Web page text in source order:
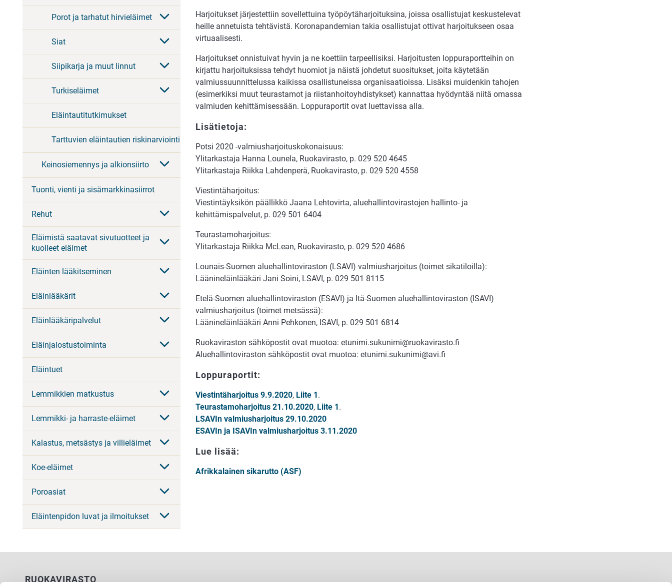
Porot ja tarhatut hirvieläimet
Siat
Siipikarja ja muut linnut
Turkiseläimet
Eläintautitutkimukset
Tarttuvien eläintautien riskinarviointi
Keinosiemennys ja alkionsiirto
Tuonti, vienti ja sisämarkkinasiirrot
Rehut
Eläimistä saatavat sivutuotteet ja
kuolleet eläimet
Eläinten lääkitseminen
Eläinlääkärit
Eläinlääkäripalvelut
Eläinjalostustoiminta
Eläintuet
Lemmikkien matkustus
Lemmikki- ja harraste-eläimet
Kalastus, metsästys ja villieläimet
Koe-eläimet
Poroasiat
Eläintenpidon luvat ja ilmoitukset
Harjoitukset järjestettiin sovellettuina työpöytäharjoituksina, joissa osallistujat keskustelevat
heille annetuista tehtävistä. Koronapandemian takia osallistujat ottivat harjoitukseen osaa
virtuaalisesti.
Harjoitukset onnistuivat hyvin ja ne koettiin tarpeellisiksi. Harjoitusten loppuraportteihin on
kirjattu harjoituksissa tehdyt huomiot ja näistä johdetut suositukset, joita käytetään
valmiussuunnittelussa kaikissa osallistuneissa organisaatioissa. Lisäksi muidenkin tahojen
(esimerkiksi muut teurastamot ja riistanhoitoyhdistykset) kannattaa hyödyntää niitä omassa
valmiuden kehittämisessään. Loppuraportit ovat luettavissa alla.
Lisätietoja:
Potsi 2020 -valmiusharjoituskokonaisuus:
Ylitarkastaja Hanna Lounela, Ruokavirasto, p. 029 520 4645
Ylitarkastaja Riikka Lahdenperä, Ruokavirasto, p. 029 520 4558
Viestintäharjoitus:
Viestintäyksikön päällikkö Jaana Lehtovirta, aluehallintovirastojen hallinto- ja
kehittämispalvelut, p. 029 501 6404
Teurastamoharjoitus:
Ylitarkastaja Riikka McLean, Ruokavirasto, p. 029 520 4686
Lounais-Suomen aluehallintoviraston (LSAVI) valmiusharjoitus (toimet sikatiloilla):
Läänineläinlääkäri Jani Soini, LSAVI, p. 029 501 8115
Etelä-Suomen aluehallintoviraston (ESAVI) ja Itä-Suomen aluehallintoviraston (ISAVI)
valmiusharjoitus (toimet metsässä):
Läänineläinlääkäri Anni Pehkonen, ISAVI, p. 029 501 6814
Ruokaviraston sähköpostit ovat muotoa: etunimi.sukunimi@ruokavirasto.fi
Aluehallintoviraston sähköpostit ovat muotoa: etunimi.sukunimi@avi.fi
Loppuraportit:
Viestintäharjoitus 9.9.2020, Liite 1 .
Teurastamoharjoitus 21.10.2020, Liite 1 .
LSAVIn valmiusharjoitus 29.10.2020
ESAVIn ja ISAVIn valmiusharjoitus 3.11.2020
Lue lisää:
Afrikkalainen sikarutto (ASF)
RUOKAVIRASTO